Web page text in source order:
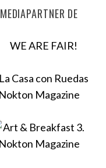
MEDIAPARTNER DE